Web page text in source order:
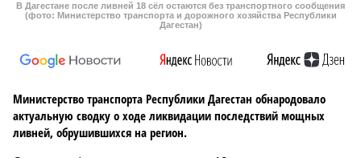
В Дагестане после ливней 18 сёл остаются без транспортного сообщения
(фото: Министерство транспорта и дорожного хозяйства Республики
Дагестан)
Министерство транспорта Республики Дагестан обнародовало
актуальную сводку о ходе ликвидации последствий мощных
ливней, обрушившихся на регион.